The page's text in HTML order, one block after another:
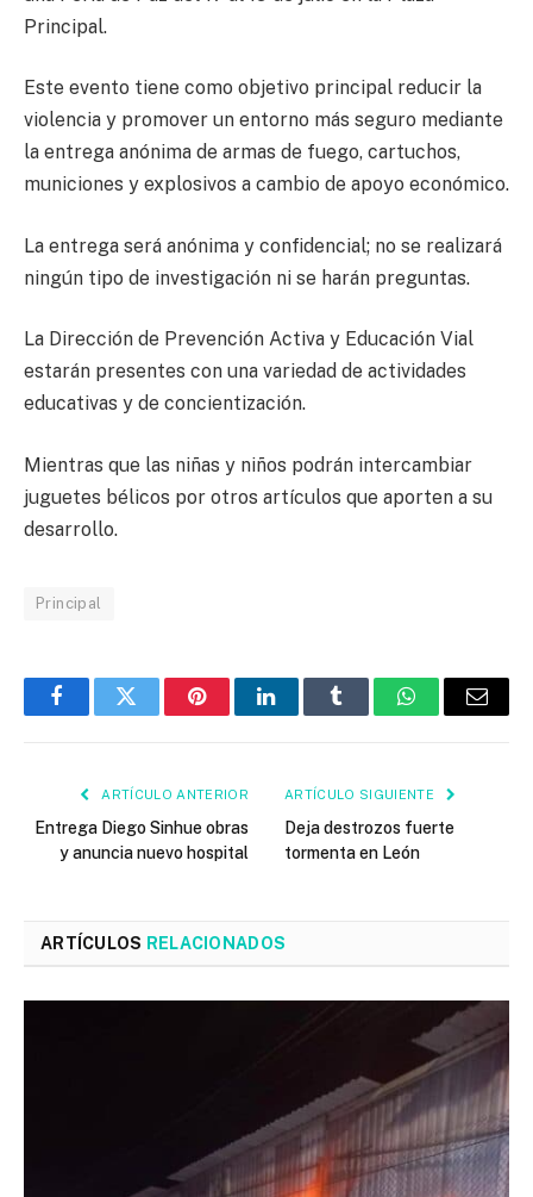
Principal.
Este evento tiene como objetivo principal reducir la
violencia y promover un entorno más seguro mediante
la entrega anónima de armas de fuego, cartuchos,
municiones y explosivos a cambio de apoyo económico.
La entrega será anónima y confidencial; no se realizará
ningún tipo de investigación ni se harán preguntas.
La Dirección de Prevención Activa y Educación Vial
estarán presentes con una variedad de actividades
educativas y de concientización.
Mientras que las niñas y niños podrán intercambiar
juguetes bélicos por otros artículos que aporten a su
desarrollo.
Principal
FacebookTwitter PinterestLinkedInTumblr WhatsAppEmail
ARTÍCULO ANTERIOR
Entrega Diego Sinhue obras
y anuncia nuevo hospital
ARTÍCULO SIGUIENTE
Deja destrozos fuerte
tormenta en León
ARTÍCULOS RELACIONADOS